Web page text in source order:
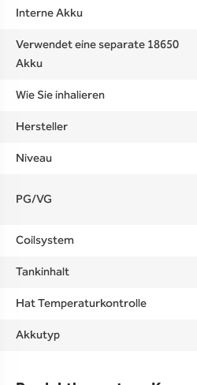
Interne Akku
Verwendet eine separate 18650
Akku
Wie Sie inhalieren
Hersteller
Niveau
PG/VG
Coilsystem
Tankinhalt
Hat Temperaturkontrolle
Akkutyp